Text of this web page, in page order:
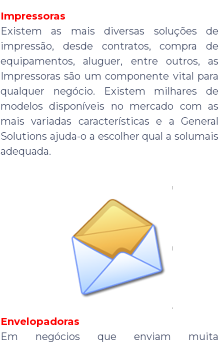
Impressoras
Existem as mais diversas soluções de
impressão, desde contratos, compra de
equipamentos, aluguer, entre outros, as
Impressoras são um componente vital para
qualquer negócio. Existem milhares de
modelos disponíveis no mercado com as
mais variadas características e a General
Solutions ajuda-o a escolher qual a solumais
adequada.
Envelopadoras
Em negócios que enviam muita